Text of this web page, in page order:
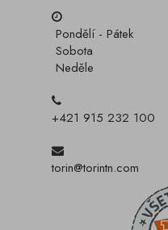
Pondělí - Pátek
Sobota
Neděle
+421 915 232 100
torin@torintn.com